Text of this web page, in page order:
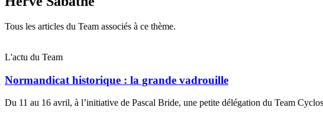
Tous les articles du Team associés à ce thème.
L'actu du Team
Normandicat historique : la grande vadrouille
Du 11 au 16 avril, à l’initiative de Pascal Bride, une petite délégation du Team